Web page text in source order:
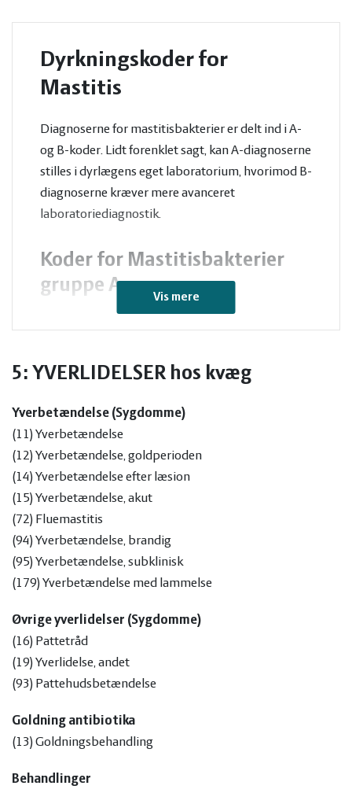
Dyrkningskoder for
Mastitis
Diagnoserne for mastitisbakterier er delt ind i A-
og B-koder. Lidt forenklet sagt, kan A-diagnoserne
stilles i dyrlægens eget laboratorium, hvorimod B-
diagnoserne kræver mere avanceret
laboratoriediagnostik.
Koder for Mastitisbakterier
gruppe A:
(204) Str. dysgalactia
(206)Candida spp.
(212)Enterococcus spp
(213)Trueperella pyogenes
(214)Corynebacterium spp.
(215)Staph. aureus
(217)Str. uberis
(218)Str. uberis, mucoide variant
(219)Mælkeprøve, anden bakterie
(220)Dyrkningsnegativ
(222)Micrococcus spp
(223)Bacillus spp
(224)Proteus spp.
(227)Prototheca spp
(893) Pasteurella spp.
(894)Pseudomonas spp.
(895)
Vis mere
5: YVERLIDELSER hos kvæg
Yverbetændelse (Sygdomme)
(11) Yverbetændelse
(12) Yverbetændelse, goldperioden
(14) Yverbetændelse efter læsion
(15) Yverbetændelse, akut
(72) Fluemastitis
(94) Yverbetændelse, brandig
(95) Yverbetændelse, subklinisk
(179) Yverbetændelse med lammelse
Øvrige yverlidelser (Sygdomme)
(16) Pattetråd
(19) Yverlidelse, andet
(93) Pattehudsbetændelse
Goldning antibiotika
(13) Goldningsbehandling
Behandlinger